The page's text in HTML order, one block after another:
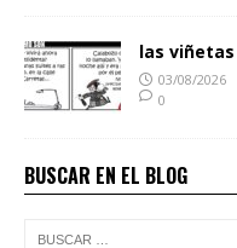
las viñetas
03/08/2026
0
BUSCAR EN EL BLOG